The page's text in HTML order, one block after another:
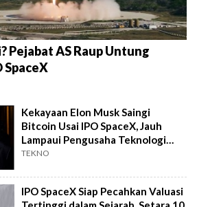
Pejabat AS Raup Untung
SpaceX
Kekayaan Elon Musk Saingi
Bitcoin Usai IPO SpaceX, Jauh
Lampaui Pengusaha Teknologi
Lain
TEKNO
IPO SpaceX Siap Pecahkan Valuasi